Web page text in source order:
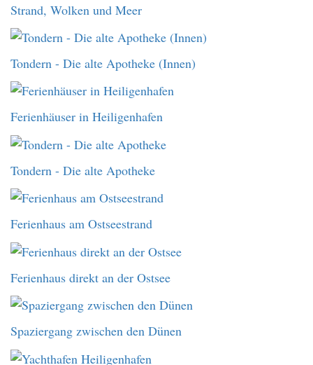
Strand, Wolken und Meer
Tondern - Die alte Apotheke (Innen)
Ferienhäuser in Heiligenhafen
Tondern - Die alte Apotheke
Ferienhaus am Ostseestrand
Ferienhaus direkt an der Ostsee
Spaziergang zwischen den Dünen